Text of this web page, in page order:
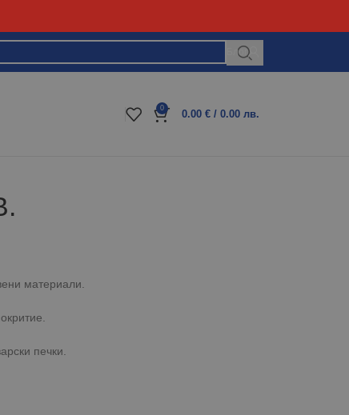
Блог
0
0.00 € / 0.00 лв.
материали.
печки.